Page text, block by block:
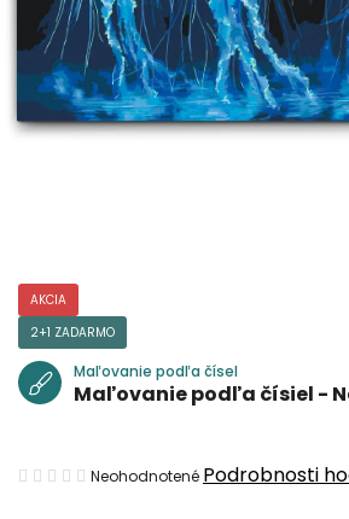
AKCIA
2+1 ZADARMO
Maľovanie podľa čísel
Maľovanie podľa čísiel -
Priemerné
Neohodnotené Podrobnosti